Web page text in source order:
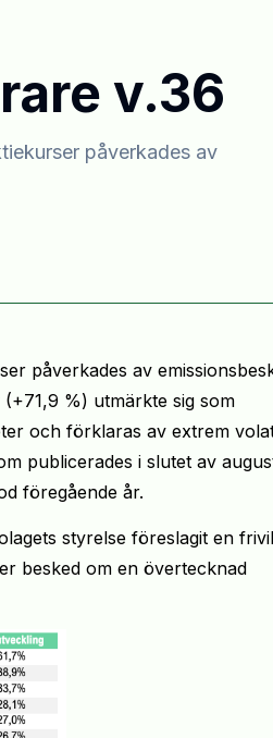
v.36
påverkades av
påverkades av
%) utmärkte sig som
och förklaras av extrem
publicerades i slutet av
föregående år.
styrelse föreslagit en
besked om en övertecknad